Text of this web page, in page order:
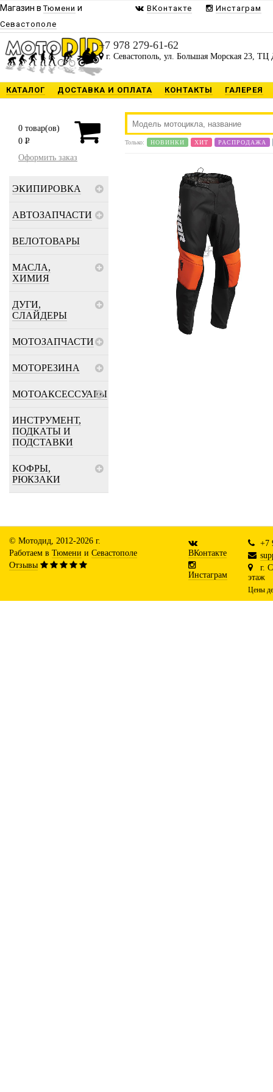
Магазин вТюмени и
Севастополе
ВКонтакте Инстаграм
+7 978 279-61-62
г. Севастополь, ул. Большая Морская 23, ТЦ
КАТАЛОГ ДОСТАВКА И ОПЛАТА КОНТАКТЫ ГАЛЕРЕЯ
0 товар(ов)
0 P
Оформить заказ
ЭКИПИРОВКА
АВТОЗАПЧАСТИ
ВЕЛОТОВАРЫ
МАСЛА,
ХИМИЯ
ДУГИ,
СЛАЙДЕРЫ
МОТОЗАПЧАСТИ
МОТОРЕЗИНА
МОТОАКСЕССУАРЫ
ИНСТРУМЕНТ,
ПОДКАТЫ И
ПОДСТАВКИ
КОФРЫ,
РЮКЗАКИ
Только: НОВИНКИ ХИТ РАСПРОДАЖА
© Мотодид, 2012-2026 г.
Работаем в Тюмени и Севастополе
Отзывы
ВКонтакте
Инстаграм
+7
г.
этаж
Цены